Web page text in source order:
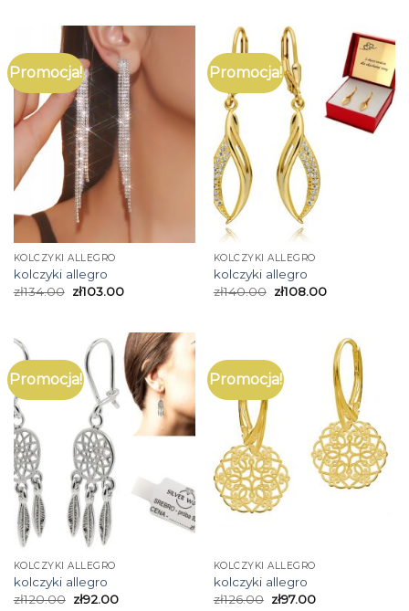
Promocja!
KOLCZYKI ALLEGRO
kolczyki allegro
zł134.00 zł103.00
Promocja!
KOLCZYKI ALLEGRO
kolczyki allegro
zł140.00 zł108.00
Promocja!
KOLCZYKI ALLEGRO
kolczyki allegro
zł120.00 zł92.00
Promocja!
KOLCZYKI ALLEGRO
kolczyki allegro
zł126.00 zł97.00